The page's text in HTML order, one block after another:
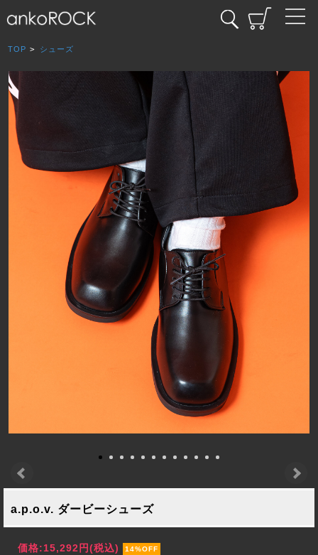
TOP > シューズ
a.p.o.v. ダービーシューズ
価格:15,292円(税込) 14%OFF